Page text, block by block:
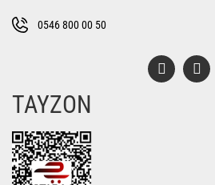
Bu ürüne benzer farklı alternatifler olmalı.
0546 800 00 50
TAYZON